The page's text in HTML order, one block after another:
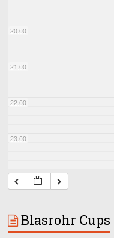
20:00
21:00
22:00
23:00
Blasrohr Cups